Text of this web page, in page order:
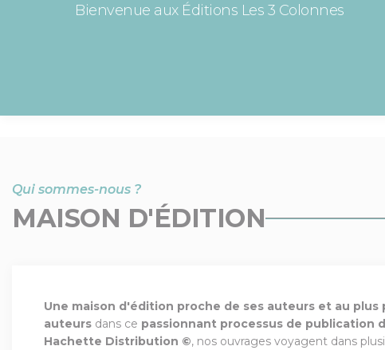
Bienvenue aux Éditions Les 3 Colonnes
Qui sommes-nous ?
MAISON D'ÉDITION
Une maison d'édition proche de ses auteurs et au plus
auteurs dans ce passionnant processus de publication
Hachette Distribution ©, nos ouvrages voyagent dans